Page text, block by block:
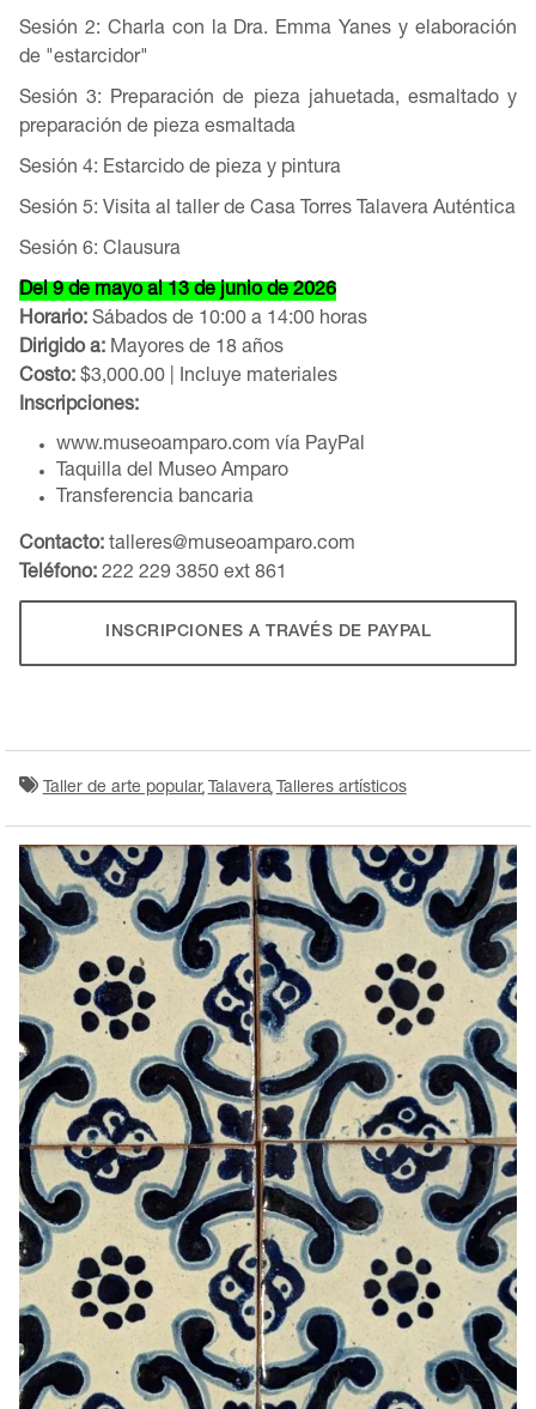
Sesión 2: Charla con la Dra. Emma Yanes y elaboración
de "estarcidor"
Sesión 3: Preparación de pieza jahuetada, esmaltado y
preparación de pieza esmaltada
Sesión 4: Estarcido de pieza y pintura
Sesión 5: Visita al taller de Casa Torres Talavera Auténtica
Sesión 6: Clausura
Del 9 de mayo al 13 de junio de 2026
Horario: Sábados de 10:00 a 14:00 horas
Dirigido a: Mayores de 18 años
Costo:$3,000.00 | Incluye materiales
Inscripciones:
www.museoamparo.com vía PayPal
Taquilla del Museo Amparo
Transferencia bancaria
Contacto:talleres@museoamparo.com
Teléfono: 222 229 3850 ext 861
INSCRIPCIONES A TRAVÉS DE PAYPAL
Taller de arte popular Talavera Talleres artísticos